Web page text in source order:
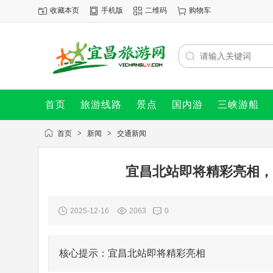
收藏本页 手机版 二维码 购物车
首页 旅游线路 景点 国内游 三峡游船
首页 > 新闻 > 交通新闻
宜昌北站即将精彩亮相
2025-12-16 2063 0
核心提示：宜昌北站即将精彩亮相